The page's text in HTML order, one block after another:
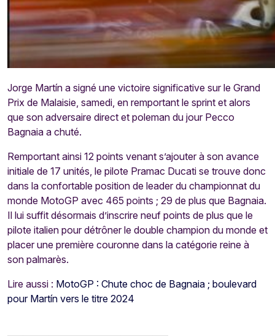
Jorge Martín a signé une victoire significative sur le Grand
Prix de Malaisie, samedi, en remportant le sprint et alors
que son adversaire direct et poleman du jour Pecco
Bagnaia a chuté.
Remportant ainsi 12 points venant s’ajouter à son avance
initiale de 17 unités, le pilote Pramac Ducati se trouve donc
dans la confortable position de leader du championnat du
monde MotoGP avec 465 points ; 29 de plus que Bagnaia.
Il lui suffit désormais d’inscrire neuf points de plus que le
pilote italien pour détrôner le double champion du monde et
placer une première couronne dans la catégorie reine à
son palmarès.
Lire aussi : MotoGP : Chute choc de Bagnaia ; boulevard
pour Martín vers le titre 2024